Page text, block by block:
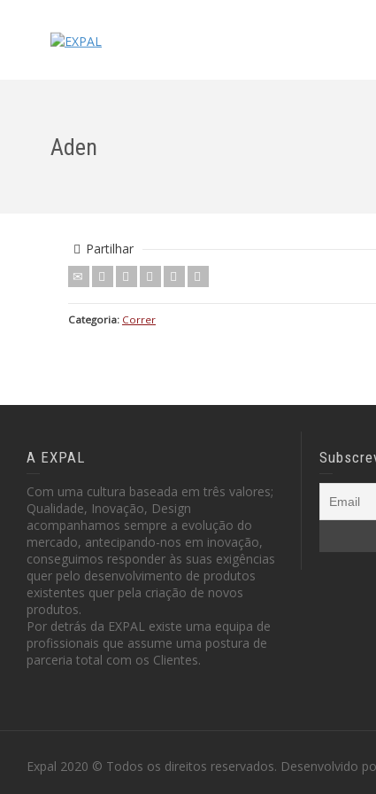
Aden
Partilhar
Categoria: Correr
A EXPAL
Com uma cultura baseada em três valores;
Qualidade, Inovação, Design
acompanhamos sempre a evolução do
mercado, antecipando-nos em inovação,
conseguimos responder às suas exigências
quer pelo desenvolvimento de produtos
existentes quer pela criação de novos
produtos.
Por detrás da EXPAL existe uma equipa de
profissionais que assume uma postura de
parceria total com os Clientes.
Expal 2020 © Todos os direitos reservados. Desenvolvido